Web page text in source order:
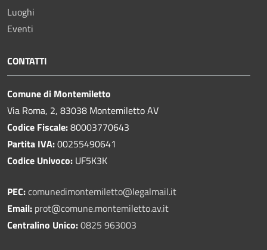
Luoghi
Eventi
CONTATTI
Comune di Montemiletto
Via Roma, 2, 83038 Montemiletto AV
Codice Fiscale:80003770643
Partita IVA:00255490641
Codice Univoco: UF5K3K
PEC:comunedimontemiletto@legalmail.it
Email: prot@comune.montemiletto.av.it
Centralino Unico:0825 963003